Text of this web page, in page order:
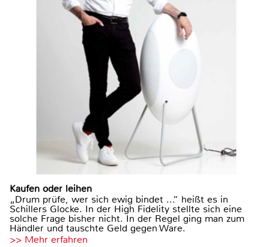
Kaufen oder leihen
„Drum prüfe, wer sich ewig bindet ...“ heißt es in
Schillers Glocke. In der High Fidelity stellte sich eine
solche Frage bisher nicht. In der Regel ging man zum
Händler und tauschte Geld gegen Ware.
>> Mehr erfahren